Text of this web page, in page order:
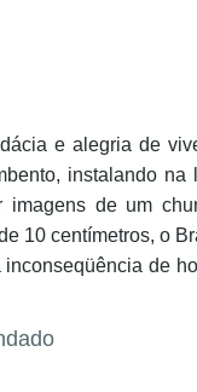
e alegria de
instalando na
de um
10 centímetros, o
de